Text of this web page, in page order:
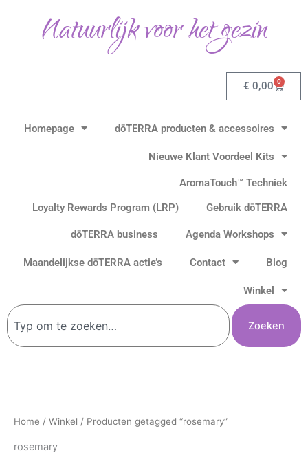
Natuurlijk voor het gezin
€ 0,00 0
Homepage dōTERRA producten & accessoires
Nieuwe Klant Voordeel Kits
AromaTouch™ Techniek
Loyalty Rewards Program (LRP)
Gebruik dōTERRA
dōTERRA business Agenda Workshops
Maandelijkse dōTERRA actie’s Contact Blog
Winkel
Zoeken
Zoeken
Home / Winkel / Producten getagged “rosemary”
rosemary